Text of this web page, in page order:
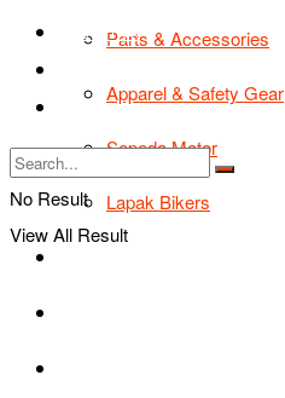
Parts & Accessories
Apparel & Safety Gear
Sepeda Motor
Lapak Bikers
TIPS & TRIK
Tentang Kami
No Result
View All Result